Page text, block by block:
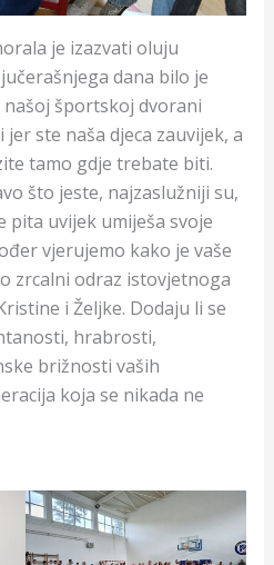
je izazvati oluju
dana bilo je
športskoj dvorani
ste naša djeca zauvijek, a
tamo gdje trebate biti.
što jeste, najzaslužniji su,
pita uvijek umiješa svoje
vjerujemo kako je vaše
zrcalni odraz istovjetnoga
i Željke. Dodaju li se
hrabrosti,
brižnosti vaših
koja se nikada ne